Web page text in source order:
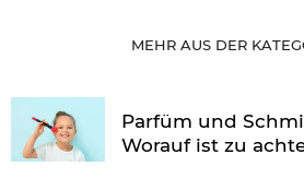
MEHR AUS DER
Parfüm und
Worauf ist zu